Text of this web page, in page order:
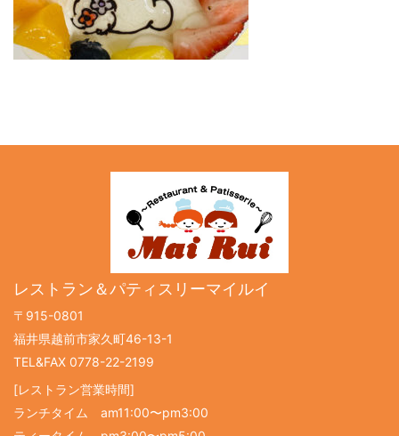
レストラン＆パティスリーマイルイ
〒915-0801
福井県越前市家久町46-13-1
TEL&FAX 0778-22-2199
[レストラン営業時間]
ランチタイム am11:00〜pm3:00